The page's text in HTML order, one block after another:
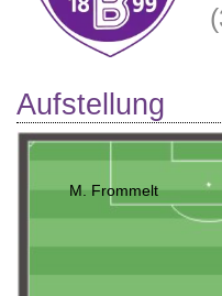
Aufstellung
M. Frommelt